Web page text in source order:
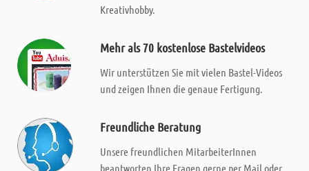
Kreativhobby.
Mehr als 70 kostenlose Bastelvideos
Wir unterstützen Sie mit vielen Bastel-Videos
und zeigen Ihnen die genaue Fertigung.
Freundliche Beratung
Unsere freundlichen MitarbeiterInnen
beantworten Ihre Fragen gerne per Mail oder